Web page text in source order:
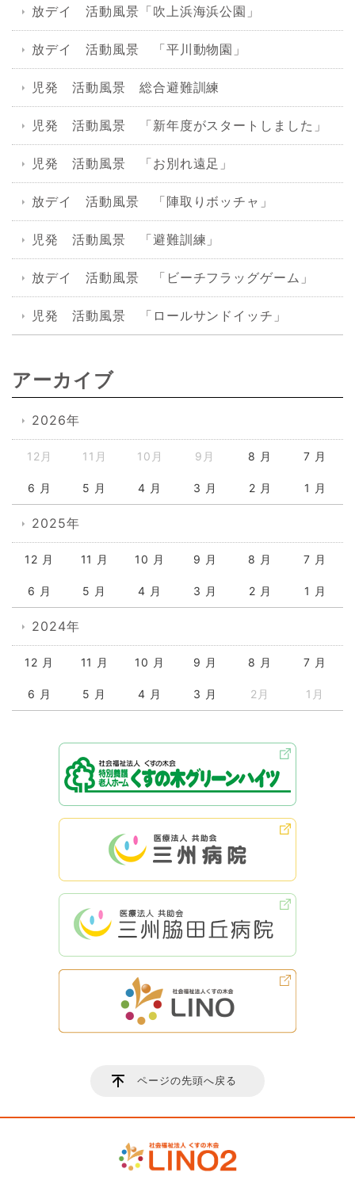
放デイ 活動風景「吹上浜海浜公園」
放デイ 活動風景 「平川動物園」
児発 活動風景 総合避難訓練
児発 活動風景 「新年度がスタートしました」
児発 活動風景 「お別れ遠足」
放デイ 活動風景 「陣取りボッチャ」
児発 活動風景 「避難訓練」
放デイ 活動風景 「ビーチフラッグゲーム」
児発 活動風景 「ロールサンドイッチ」
アーカイブ
2026年
12月 11月 10月 9月 8 月 7 月
6 月 5 月 4 月 3 月 2 月 1 月
2025年
12 月 11 月 10 月 9 月 8 月 7 月
6 月 5 月 4 月 3 月 2 月 1 月
2024年
12 月 11 月 10 月 9 月 8 月 7 月
6 月 5 月 4 月 3 月 2月 1月
ページの先頭へ戻る